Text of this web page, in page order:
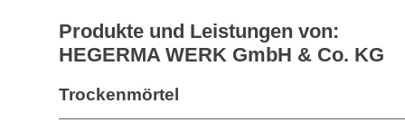
Produkte und Leistungen von:
HEGERMA WERK GmbH & Co. KG
Trockenmörtel